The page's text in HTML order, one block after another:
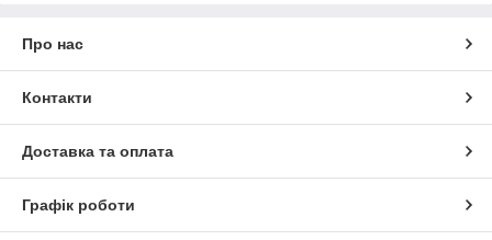
Про нас
Контакти
Доставка та оплата
Графік роботи